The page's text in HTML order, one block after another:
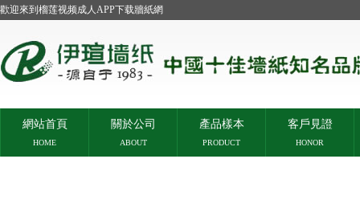
歡迎來到榴莲视频成人APP下载牆紙網
網站首頁
HOME
關於公司
ABOUT
產品樣本
PRODUCT
客戶見證
HONOR